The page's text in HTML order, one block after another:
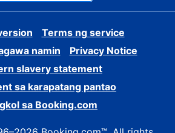
Terms ng service
namin
Privacy Notice
slavery statement
sa karapatang pantao
sa Booking.com